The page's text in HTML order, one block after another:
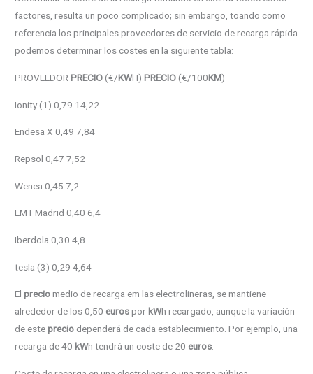
factores, resulta un poco complicado; sin embargo, toando como
referencia los principales proveedores de servicio de recarga rápida
podemos determinar los costes en la siguiente tabla:
PROVEEDORPRECIO (€/KWH)PRECIO (€/100KM)
Ionity (1) 0,79 14,22
Endesa X 0,49 7,84
Repsol 0,47 7,52
Wenea 0,45 7,2
EMT Madrid 0,40 6,4
Iberdola 0,30 4,8
tesla (3) 0,29 4,64
Elpreciomedio de recarga em las electrolineras, se mantiene
alrededor de los 0,50 eurospor kWh recargado, aunque la variación
de esteprecio dependerá de cada establecimiento. Por ejemplo, una
recarga de 40 kWh tendrá un coste de 20 euros.